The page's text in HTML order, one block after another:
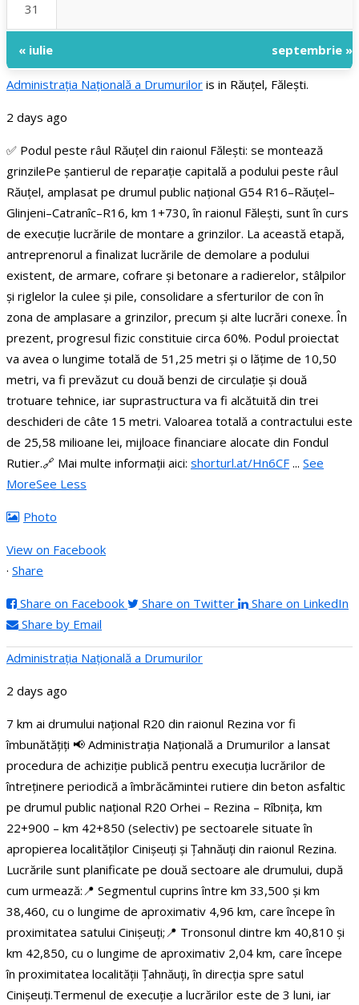
31
« iulie septembrie »
Administraţia Națională a Drumurilor is in Răuțel, Fălești.
2 days ago
✅ Podul peste râul Răuțel din raionul Fălești: se montează
grinzilePe șantierul de reparație capitală a podului peste râul
Răuțel, amplasat pe drumul public național G54 R16–Răuțel–
Glinjeni–Catranîc–R16, km 1+730, în raionul Fălești, sunt în curs
de execuție lucrările de montare a grinzilor. La această etapă,
antreprenorul a finalizat lucrările de demolare a podului
existent, de armare, cofrare și betonare a radierelor, stâlpilor
și riglelor la culee și pile, consolidare a sferturilor de con în
zona de amplasare a grinzilor, precum și alte lucrări conexe. În
prezent, progresul fizic constituie circa 60%. Podul proiectat
va avea o lungime totală de 51,25 metri și o lățime de 10,50
metri, va fi prevăzut cu două benzi de circulație și două
trotuare tehnice, iar suprastructura va fi alcătuită din trei
deschideri de câte 15 metri. Valoarea totală a contractului este
de 25,58 milioane lei, mijloace financiare alocate din Fondul
Rutier.🔗 Mai multe informații aici: shorturl.at/Hn6CF ... See
MoreSee Less
Photo
View on Facebook
· Share
Share on Facebook Share on Twitter
Share on LinkedIn
Share by Email
Administraţia Națională a Drumurilor
2 days ago
7 km ai drumului național R20 din raionul Rezina vor fi
îmbunătățiți 📢 Administrația Națională a Drumurilor a lansat
procedura de achiziție publică pentru execuția lucrărilor de
întreținere periodică a îmbrăcămintei rutiere din beton asfaltic
pe drumul public național R20 Orhei – Rezina – Rîbnița, km
22+900 – km 42+850 (selectiv) pe sectoarele situate în
apropierea localităților Cinișeuți și Țahnăuți din raionul Rezina.
Lucrările sunt planificate pe două sectoare ale drumului, după
cum urmează:📍 Segmentul cuprins între km 33,500 și km
38,460, cu o lungime de aproximativ 4,96 km, care începe în
proximitatea satului Cinișeuți;📍 Tronsonul dintre km 40,810 și
km 42,850, cu o lungime de aproximativ 2,04 km, care începe
în proximitatea localității Țahnăuți, în direcția spre satul
Cinișeuți.Termenul de execuție a lucrărilor este de 3 luni, iar